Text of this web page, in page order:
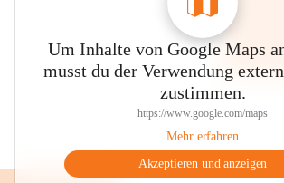
Um Inhalte von Google Maps
musst du der Verwendung
zustimmen.
https://www.google.com/maps
Mehr erfahren
Akzeptieren und anzeigen